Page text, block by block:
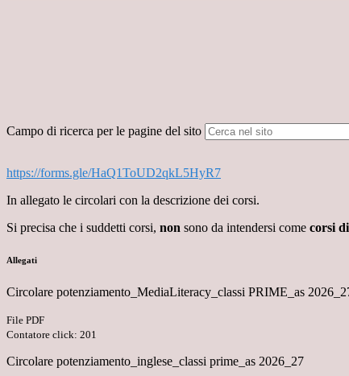
Campo di ricerca per le pagine del sito
https://forms.gle/HaQ1ToUD2qkL5HyR7
In allegato le circolari con la descrizione dei corsi.
Si precisa che i suddetti corsi, non sono da intendersi come corsi
Allegati
Circolare potenziamento_MediaLiteracy_classi PRIME_as
File PDF
Contatore click: 201
Circolare potenziamento_inglese_classi prime_as 2026_27